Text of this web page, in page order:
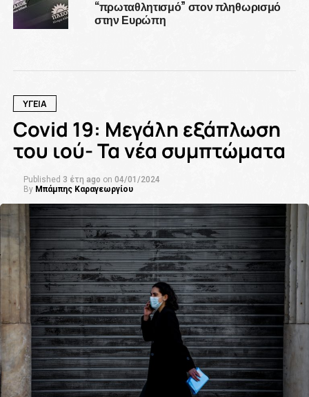
“πρωταθλητισμό” στον πληθωρισμό
στην Ευρώπη
ΥΓΕΙΑ
Covid 19: Μεγάλη εξάπλωση
του ιού- Τα νέα συμπτώματα
Published 3 έτη ago on 04/01/2024
By Μπάμπης Καραγεωργίου